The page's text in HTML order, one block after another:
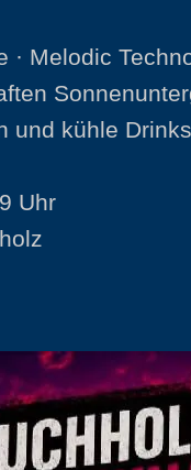
· Melodic
und kühle
Uhr